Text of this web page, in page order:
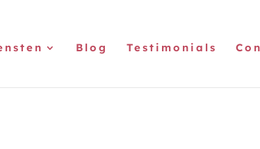
Blog Testimonials